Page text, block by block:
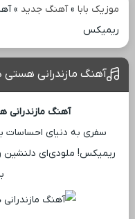
موزیک بابا»آهنگ جدید »
ریمیکس
آهنگ مازندرانی هستی
آهنگ مازندرانی
سفری به دنیای احساسات
ریمیکس! ملودی‌ای دلنشین